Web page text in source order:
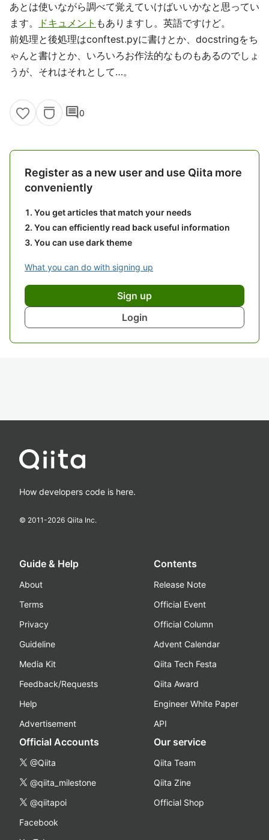
あとは使いながら調べて覚えていけばいいかなと思ってい
ます。
ドキュメント もありますし。英語ですけど。
前処理と後処理はconftest.pyに書けとか、docstringをち
ゃんと書けとか、いろいろお作法的なものもあるのでしょ
うが、それはそれとして…。
comment0
Register as a new user and use Qiita more
conveniently
You get articles that match your needs
You can efficiently read back useful information
You can use dark theme
What you can do with signing up
Sign up
Login
How developers code is here.
© 2011-2026 Qiita Inc.
Guide & Help
About
Terms
Privacy
Guideline
Media Kit
Feedback/Requests
Help
Advertisement
Contents
Release Note
Official Event
Official Column
Advent Calendar
Qiita Tech Festa
Qiita Award
Engineer White Paper
API
Official Accounts
@Qiita
@qiita_milestone
@qiitapoi
Facebook
Our service
Qiita Team
Qiita Zine
Official Shop